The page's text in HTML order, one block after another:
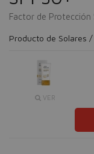
Factor de Protección
Producto de Solares
VER